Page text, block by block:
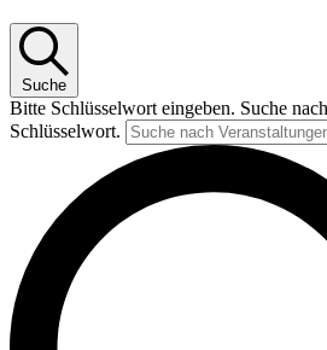
Suche
Bitte Schlüsselwort eingeben. Suche
Schlüsselwort.